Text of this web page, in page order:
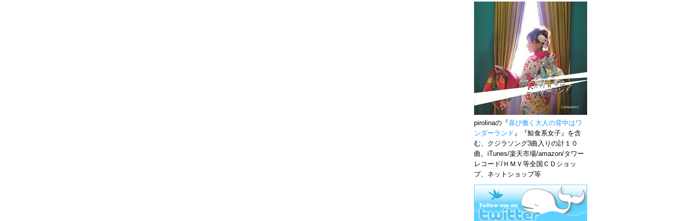
pirolinaの『喜び働く大人の背中はワ
ンダーランド』『鯨食系女子』を含
む、クジラソング3曲入りの計１０
曲。iTunes/楽天市場/amazon/タワー
レコード/ＨＭＶ等全国ＣＤショッ
プ、ネットショップ等